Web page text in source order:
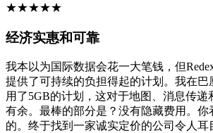
★★★★★
经济实惠和可靠
我本以为国际数据会花一大笔钱，但
提供了可持续的负担得起的计划。我在巴
用了5GB的计划，这对于地图、消息传递
有余。最棒的部分是？没有隐藏费用。你
的。终于找到一家诚实定价的公司令人耳